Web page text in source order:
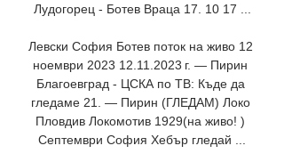
Лудогорец - Ботев Враца 17. 10 17 ...
Левски София Ботев поток на живо 12
ноември 2023 12.11.2023 г. — Пирин
Благоевград - ЦСКА по ТВ: Къде да
гледаме 21. — Пирин (ГЛЕДАМ) Локо
Пловдив Локомотив 1929(на живо! )
Септември София Хебър гледай ...